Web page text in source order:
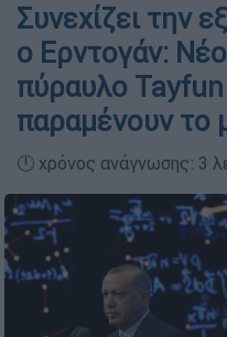
Συνεχίζει την
ο Ερντογάν:
πύραυλο
παραμένουν το
🕛 χρόνος ανάγνωσης: 3